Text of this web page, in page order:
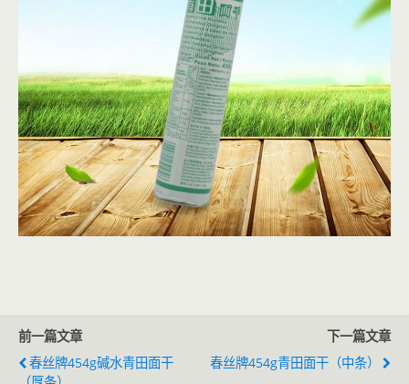
前一篇文章
春丝牌454g碱水青田面干
下一篇文章
春丝牌454g青田面干（中条）